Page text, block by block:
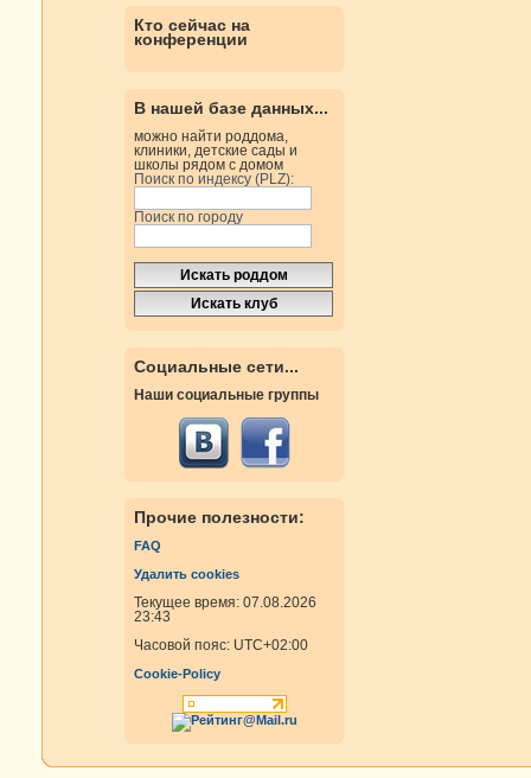
Кто сейчас на
конференции
В нашей базе данных...
можно найти роддома,
клиники, детские сады и
школы рядом с домом
Поиск по индексу (PLZ):
Поиск по городу
Социальные сети...
Наши социальные группы
Прочие полезности:
FAQ
Удалить cookies
Текущее время: 07.08.2026
23:43
Часовой пояс: UTC+02:00
Cookie-Policy